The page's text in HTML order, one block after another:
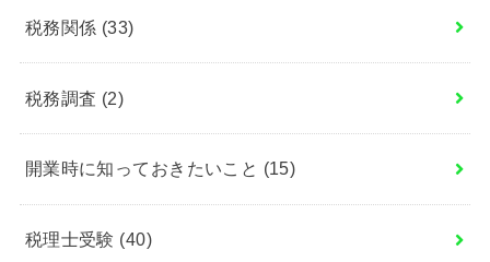
税務関係 (33)
税務調査 (2)
開業時に知っておきたいこと (15)
税理士受験 (40)